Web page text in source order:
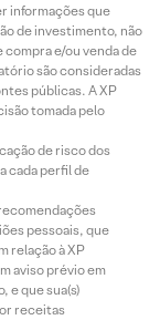
informações que
de investimento, não
e/ou venda de
são consideradas
públicas. A XP
tomada pelo
de risco dos
cada perfil de
pessoais, que
relação à XP
aviso prévio em
e que sua(s)
receitas